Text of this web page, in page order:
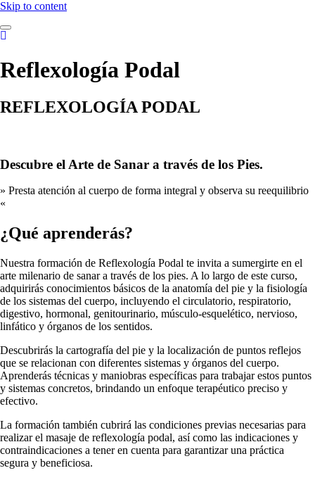
Skip to content
Reflexología Podal
REFLEXOLOGÍA PODAL
Descubre el Arte de Sanar a través de los Pies.
» Presta atención al cuerpo de forma integral y observa su reequilibrio
«
¿Qué aprenderás?
Nuestra formación de Reflexología Podal te invita a sumergirte en el
arte milenario de sanar a través de los pies. A lo largo de este curso,
adquirirás conocimientos básicos de la anatomía del pie y la fisiología
de los sistemas del cuerpo, incluyendo el circulatorio, respiratorio,
digestivo, hormonal, genitourinario, músculo-esquelético, nervioso,
linfático y órganos de los sentidos.
Descubrirás la cartografía del pie y la localización de puntos reflejos
que se relacionan con diferentes sistemas y órganos del cuerpo.
Aprenderás técnicas y maniobras específicas para trabajar estos puntos
y sistemas concretos, brindando un enfoque terapéutico preciso y
efectivo.
La formación también cubrirá las condiciones previas necesarias para
realizar el masaje de reflexología podal, así como las indicaciones y
contraindicaciones a tener en cuenta para garantizar una práctica
segura y beneficiosa.